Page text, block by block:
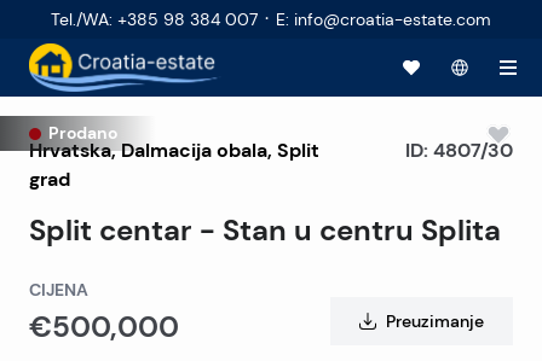
Tel./WA: +385 98 384 007 · E: info@croatia-estate.com
Prodano
Hrvatska,Dalmacija obala, Split
grad
Split centar - Stan u centru Splita
ID: 4807/30
CIJENA
€500,000 Preuzimanje